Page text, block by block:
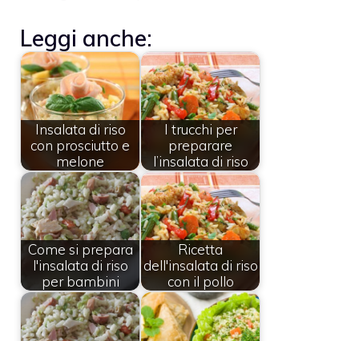
Leggi anche:
Insalata di riso
con prosciutto e
melone
I trucchi per
preparare
l’insalata di riso
Come si prepara
l'insalata di riso
per bambini
Ricetta
dell'insalata di riso
con il pollo